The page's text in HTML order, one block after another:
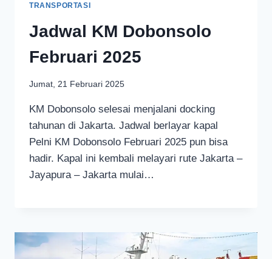
TRANSPORTASI
Jadwal KM Dobonsolo
Februari 2025
Jumat, 21 Februari 2025
KM Dobonsolo selesai menjalani docking
tahunan di Jakarta. Jadwal berlayar kapal
Pelni KM Dobonsolo Februari 2025 pun bisa
hadir. Kapal ini kembali melayari rute Jakarta –
Jayapura – Jakarta mulai…